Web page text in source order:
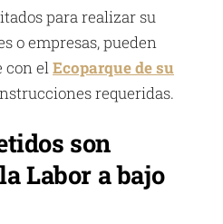
para realizar su
o empresas, pueden
con elEcoparque de su
requeridas.
son
Labor a bajo